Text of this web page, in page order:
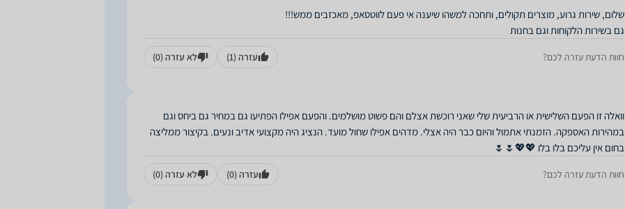
גם בשירות הלקוחות וגם בחנות
חוות הדעת עזרה לכם? עזרה(1) לא עזרה(0)
וואלה זו הפעם השלישית או הרביעית שלי שאני רוכשת אצלם והם פשוט מושלמים. והפעם אפילו הפתיעו גם במחיר גם ביחס וגם
במהירות האספקה. הזמנתי אתמול והיום כבר היה אצלי. מדהים אפילו שחול מועד. הנציג היה מקצועי אדיב ונעים. בקיצור ממליצה
בחום אין עליכם בלו בלו 💖💖🌷🌷
חוות הדעת עזרה לכם? עזרה(0) לא עזרה(0)